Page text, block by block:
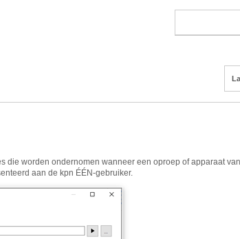
die worden ondernomen wanneer een oproep of apparaat
aan de kpn ÉÉN-gebruiker.